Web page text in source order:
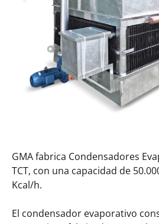
GMA fabrica Condensadores
TCT, con una capacidad de
Kcal/h.
El condensador evaporativo